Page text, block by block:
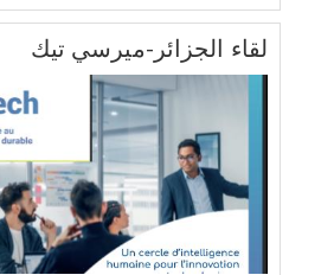
لقاء الجزائر-ميرسي تيك